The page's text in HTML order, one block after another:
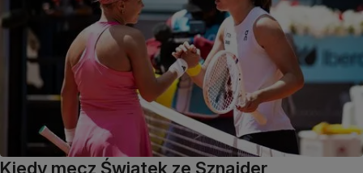
Kiedy mecz Świątek ze Sznajder